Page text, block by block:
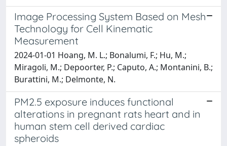
Image Processing System Based on Mesh
Technology for Cell Kinematic
Measurement
2024-01-01 Hoang, M. L.; Bonalumi, F.; Hu, M.;
Miragoli, M.; Depoorter, P.; Caputo, A.; Montanini, B.;
Burattini, M.; Delmonte, N.
PM2.5 exposure induces functional
alterations in pregnant rats heart and in
human stem cell derived cardiac
spheroids